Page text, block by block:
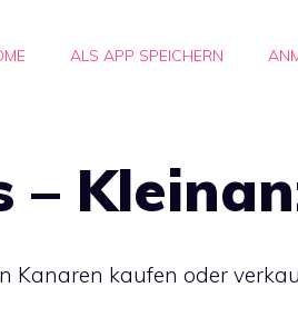
ALS APP SPEICHERN
–
kaufen oder